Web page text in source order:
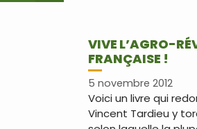
VIVE L’AGRO-
FRANÇAISE !
5 novembre 2012
Voici un livre qui
Vincent Tardieu y